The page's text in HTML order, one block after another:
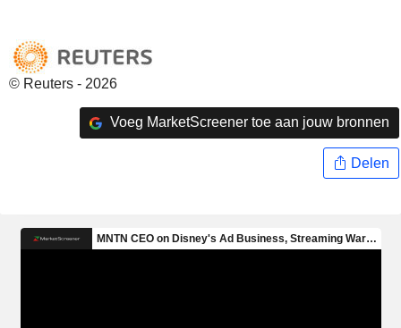
© Reuters - 2026
Voeg MarketScreener toe aan jouw bronnen
Delen